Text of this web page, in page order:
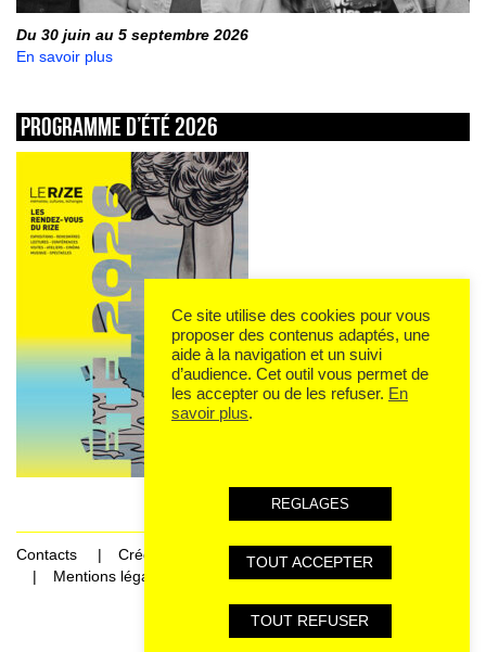
Du 30 juin au 5 septembre 2026
En savoir plus
Programme d’été 2026
Contacts
Crédits
Mentions légales et données personnelles
Ce site utilise des cookies pour vous
proposer des contenus adaptés, une
aide à la navigation et un suivi
d’audience. Cet outil vous permet de
les accepter ou de les refuser. En
savoir plus.
REGLAGES
TOUT ACCEPTER
TOUT REFUSER